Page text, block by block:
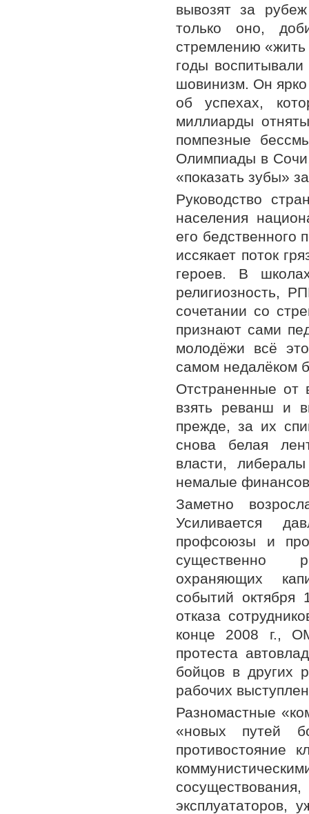
вывозят за
только оно,
стремлению «жить
годы
шовинизм. Он ярко
об успехах,
миллиарды
помпезные
Олимпиады в
«показать зубы»
Руководство
населения
его бедственного
иссякает поток
героев. В
религиозность,
сочетании со
признают сами
молодёжи всё
самом недалёком
Отстраненные от
взять реванш и
прежде, за их
снова белая
власти,
немалые
Заметно
Усиливается
профсоюзы и
существенно
охраняющих
событий октября
отказа
конце 2008 г.,
протеста
бойцов в других
рабочих
Разномастные
«новых путей
противостояние
эксплуататоров,